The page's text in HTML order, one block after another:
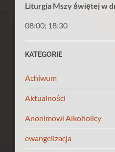
Liturgia Mszy świętej w
08:00; 18:30
KATEGORIE
Achiwum
Aktualności
Anonimowi Alkoholicy
ewangelizacja